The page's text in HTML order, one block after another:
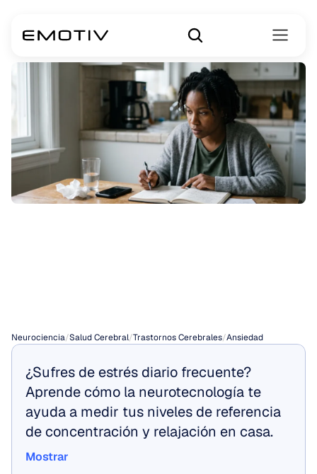
Neurociencia/Salud Cerebral/Trastornos Cerebrales/Ansiedad
¿Sufres de estrés diario frecuente?
Aprende cómo la neurotecnología te
ayuda a medir tus niveles de referencia
de concentración y relajación en casa.
Mostrar